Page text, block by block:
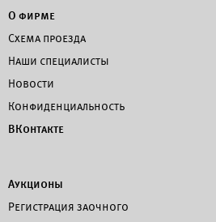
О фирме
Схема проезда
Наши специалисты
Новости
Конфиденциальность
ВКонтакте
Аукционы
Регистрация заочного